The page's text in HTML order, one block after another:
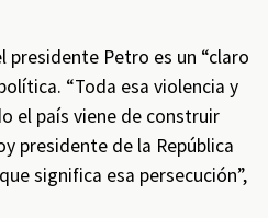
presidente Petro es un “claro
“Toda esa violencia y
el país viene de construir
presidente de la República
significa esa persecución”,